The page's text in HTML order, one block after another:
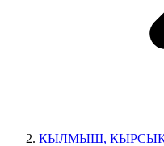
КЫЛМЫШ,